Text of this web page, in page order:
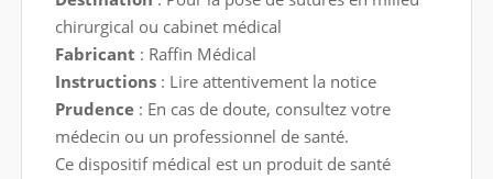
chirurgical ou cabinet médical
Fabricant : Raffin Médical
Instructions: Lire attentivement la notice
Prudence : En cas de doute, consultez votre
médecin ou un professionnel de santé.
Ce dispositif médical est un produit de santé